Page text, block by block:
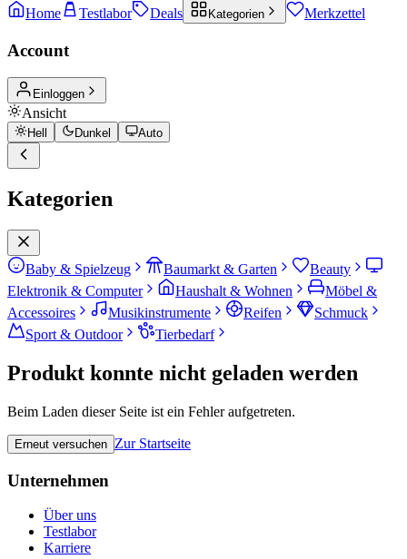
Home Testlabor Deals Kategorien Merkzettel
Account
Einloggen
Ansicht
Hell Dunkel Auto
Kategorien
Baby & Spielzeug Baumarkt & Garten
Beauty
Elektronik & Computer
Haushalt & Wohnen
Möbel &
Accessoires
Musikinstrumente Reifen
Schmuck
Sport & Outdoor
Tierbedarf
Produkt konnte nicht geladen werden
Beim Laden dieser Seite ist ein Fehler aufgetreten.
Erneut versuchen Zur Startseite
Unternehmen
Über uns
Testlabor
Karriere